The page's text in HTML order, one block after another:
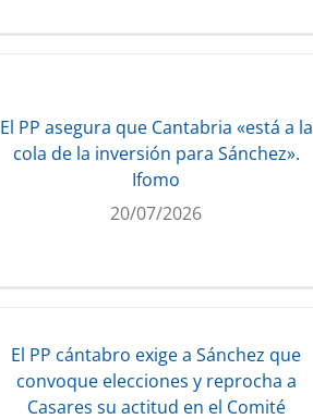
El PP asegura que Cantabria «está a la
cola de la inversión para Sánchez».
Ifomo
20/07/2026
El PP cántabro exige a Sánchez que
convoque elecciones y reprocha a
Casares su actitud en el Comité